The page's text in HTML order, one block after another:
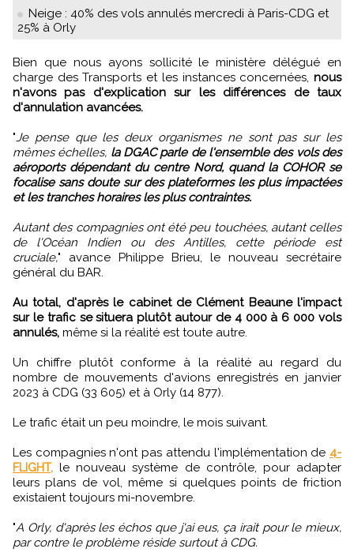
Neige : 40% des vols annulés mercredi à Paris-CDG et
25% à Orly
Bien que nous ayons sollicité le ministère délégué en
charge des Transports et les instances concernées, nous
n'avons pas d'explication sur les différences de taux
d'annulation avancées.
"Je pense que les deux organismes ne sont pas sur les
mêmes échelles, la DGAC parle de l'ensemble des vols des
aéroports dépendant du centre Nord, quand la COHOR se
focalise sans doute sur des plateformes les plus impactées
et les tranches horaires les plus contraintes.
Autant des compagnies ont été peu touchées, autant celles
de l'Océan Indien ou des Antilles, cette période est
cruciale," avance Philippe Brieu, le nouveau secrétaire
général du BAR.
Au total, d'après le cabinet de Clément Beaune l'impact
sur le trafic se situera plutôt autour de 4 000 à 6 000 vols
annulés, même si la réalité est toute autre.
Un chiffre plutôt conforme à la réalité au regard du
nombre de mouvements d'avions enregistrés en janvier
2023 à CDG (33 605) et à Orly (14 877).
Le trafic était un peu moindre, le mois suivant.
Les compagnies n'ont pas attendu l'implémentation de 4-
FLIGHT, le nouveau système de contrôle, pour adapter
leurs plans de vol, même si quelques points de friction
existaient toujours mi-novembre.
"A Orly, d'après les échos que j'ai eus, ça irait pour le mieux,
par contre le problème réside surtout à CDG.